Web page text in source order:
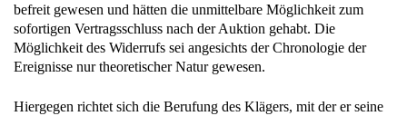
befreit gewesen und hätten die unmittelbare Möglichkeit zum
sofortigen Vertragsschluss nach der Auktion gehabt. Die
Möglichkeit des Widerrufs sei angesichts der Chronologie der
Ereignisse nur theoretischer Natur gewesen.
Hiergegen richtet sich die Berufung des Klägers, mit der er seine